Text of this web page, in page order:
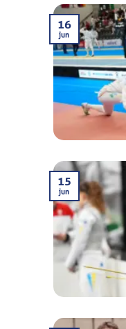
16
jun
15
jun